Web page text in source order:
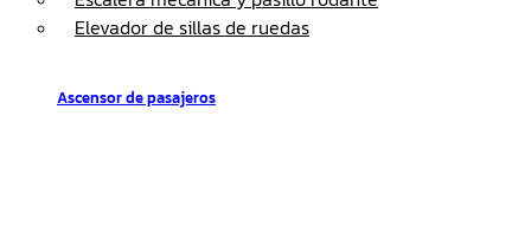
Elevador de sillas de ruedas
Ascensor de pasajeros